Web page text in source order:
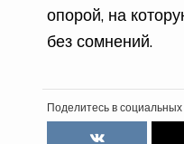
опорой, на
без сомнений.
Поделитесь в социальных